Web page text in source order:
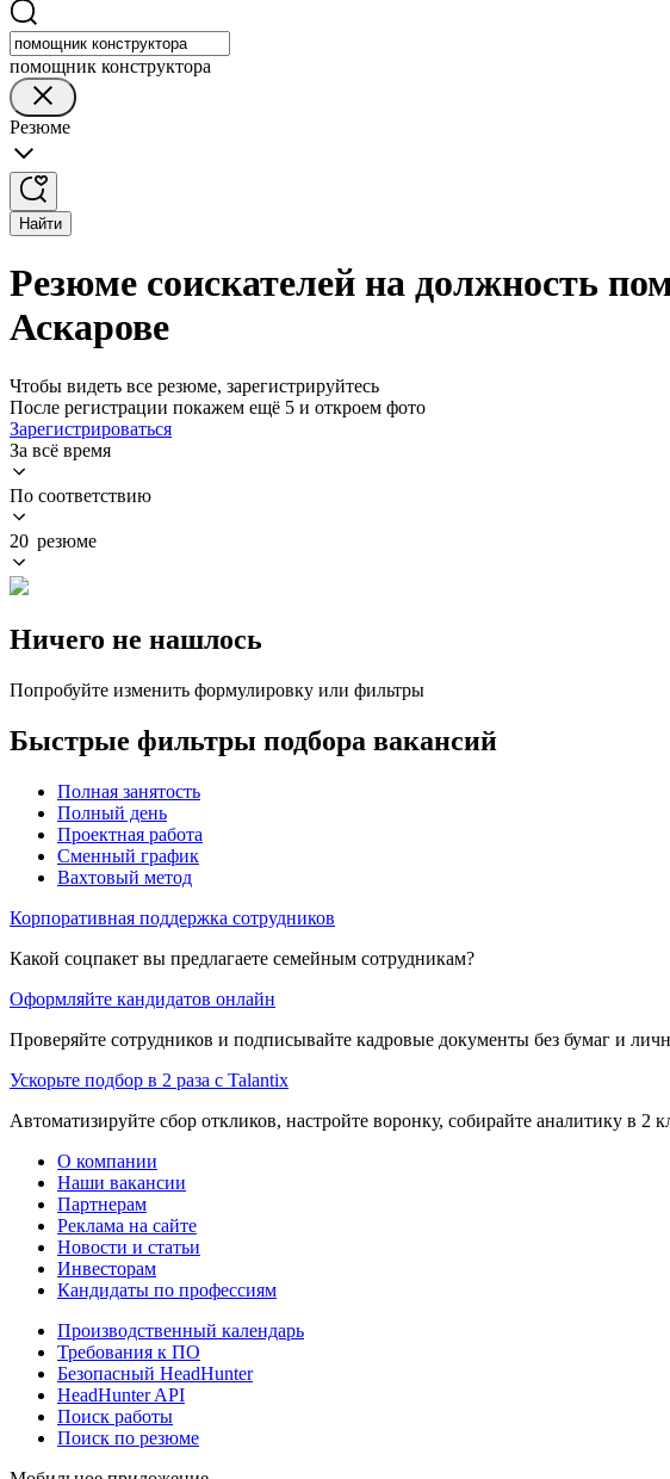
помощник конструктора
Резюме
Найти
Резюме соискателей на должность
Аскарове
Чтобы видеть все резюме, зарегистрируйтесь
После регистрации покажем ещё 5 и откроем фото
Зарегистрироваться
За всё время
По соответствию
20 резюме
Ничего не нашлось
Попробуйте изменить формулировку или фильтры
Быстрые фильтры подбора вакансий
Полная занятость
Полный день
Проектная работа
Сменный график
Вахтовый метод
Корпоративная поддержка сотрудников
Какой соцпакет вы предлагаете семейным сотрудникам?
Оформляйте кандидатов онлайн
Проверяйте сотрудников и подписывайте кадровые документы без бумаг и
Ускорьте подбор в 2 раза с Talantix
Автоматизируйте сбор откликов, настройте воронку, собирайте аналитику в 2
О компании
Наши вакансии
Партнерам
Реклама на сайте
Новости и статьи
Инвесторам
Кандидаты по профессиям
Производственный календарь
Требования к ПО
Безопасный HeadHunter
HeadHunter API
Поиск работы
Поиск по резюме